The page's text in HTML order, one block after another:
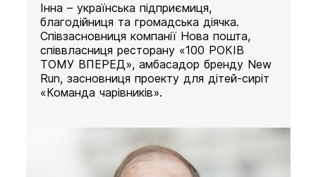
Інна – українська підприємиця,
благодійниця та громадська діячка.
Співзасновниця компанії Нова пошта,
співвласниця ресторану «100 РОКІВ
ТОМУ ВПЕРЕД», амбасадор бренду New
Run, засновниця проекту для дітей-сиріт
«Команда чарівників».